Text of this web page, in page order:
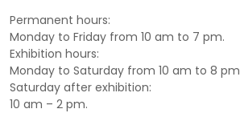
Permanent hours:
Monday to Friday from 10 am to 7 pm.
Exhibition hours:
Monday to Saturday from 10 am to 8 pm
Saturday after exhibition:
10 am – 2 pm.